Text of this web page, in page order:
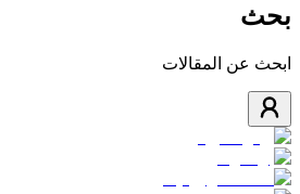
بحث
ابحث عن المقالات